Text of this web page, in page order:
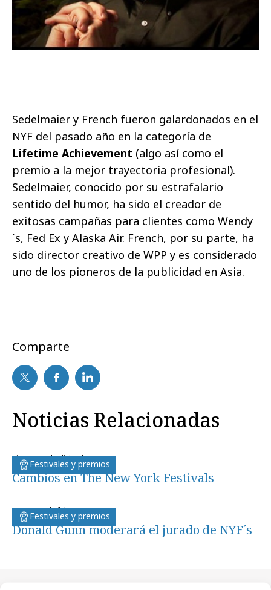
Sedelmaier y French fueron galardonados en el
NYF del pasado año en la categoría de
Lifetime Achievement (algo así como el
premio a la mejor trayectoria profesional).
Sedelmaier, conocido por su estrafalario
sentido del humor, ha sido el creador de
exitosas campañas para clientes como Wendy
´s, Fed Ex y Alaska Air. French, por su parte, ha
sido director creativo de WPP y es considerado
uno de los pioneros de la publicidad en Asia.
Comparte
Noticias Relacionadas
Festivales y premios
viernes, 9 de diciembre 2011
Cambios en The New York Festivals
Festivales y premios
martes, 1 de febrero 2011
Donald Gunn moderará el jurado de NYF´s